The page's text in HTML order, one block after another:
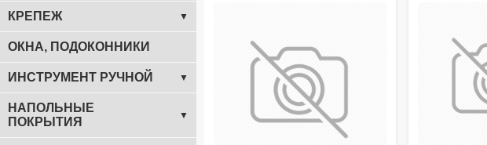
КРЕПЕЖ ▼
ОКНА, ПОДОКОННИКИ
ИНСТРУМЕНТ РУЧНОЙ ▼
НАПОЛЬНЫЕ
ПОКРЫТИЯ
▼